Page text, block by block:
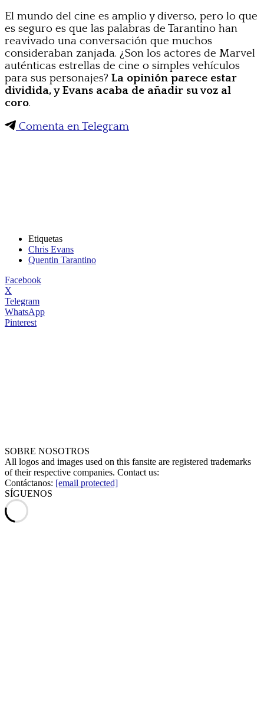
El mundo del cine es amplio y diverso, pero lo que
es seguro es que las palabras de Tarantino han
reavivado una conversación que muchos
consideraban zanjada. ¿Son los actores de Marvel
auténticas estrellas de cine o simples vehículos
para sus personajes? La opinión parece estar
dividida, y Evans acaba de añadir su voz al
coro.
Comenta en Telegram
Etiquetas
Chris Evans
Quentin Tarantino
Facebook
X
Telegram
WhatsApp
Pinterest
SOBRE NOSOTROS
All logos and images used on this fansite are registered trademarks
of their respective companies. Contact us:
Contáctanos: [email protected]
SÍGUENOS